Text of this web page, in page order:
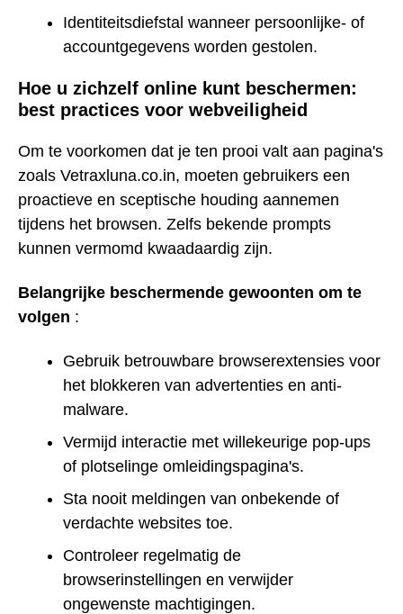
Identiteitsdiefstal wanneer persoonlijke- of
accountgegevens worden gestolen.
Hoe u zichzelf online kunt beschermen:
best practices voor webveiligheid
Om te voorkomen dat je ten prooi valt aan pagina's
zoals Vetraxluna.co.in, moeten gebruikers een
proactieve en sceptische houding aannemen
tijdens het browsen. Zelfs bekende prompts
kunnen vermomd kwaadaardig zijn.
Belangrijke beschermende gewoonten om te
volgen :
Gebruik betrouwbare browserextensies voor
het blokkeren van advertenties en anti-
malware.
Vermijd interactie met willekeurige pop-ups
of plotselinge omleidingspagina's.
Sta nooit meldingen van onbekende of
verdachte websites toe.
Controleer regelmatig de
browserinstellingen en verwijder
ongewenste machtigingen.